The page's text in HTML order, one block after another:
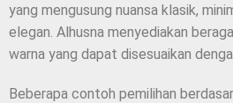
yang mengusung nuansa klasik,
elegan. Alhusna menyediakan
warna yang dapat disesuaikan
Beberapa contoh pemilihan